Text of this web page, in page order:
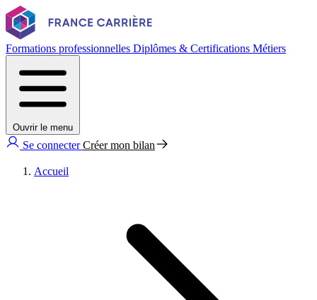
Formations professionnelles Diplômes & Certifications Métiers
Ouvrir le menu
Se connecterCréer mon bilan
Accueil